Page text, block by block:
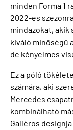
minden Forma 1
2022-es
mindazokat, akik
kiváló minőségű
de kényelmes
Ez a póló
számára, aki
Mercedes
kombinálható
Galléros